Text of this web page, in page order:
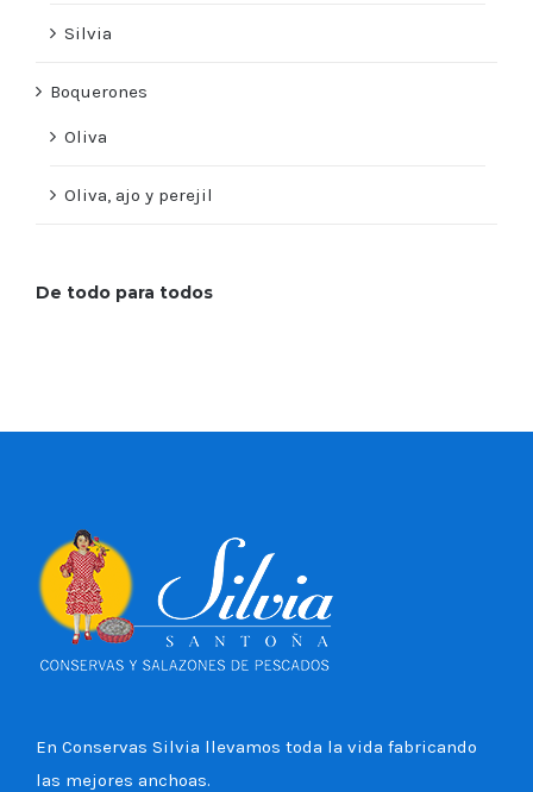
Silvia
Boquerones
Oliva
Oliva, ajo y perejil
De todo para todos
En Conservas Silvia llevamos toda la vida fabricando
las mejores anchoas.